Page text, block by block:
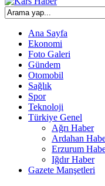
Ana Sayfa
Ekonomi
Foto Galeri
Gündem
Otomobil
Sağlık
Spor
Teknoloji
Türkiye Genel
Ağrı Haber
Ardahan
Erzurum
Iğdır Haber
Gazete Manşetleri